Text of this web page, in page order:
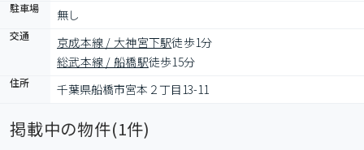
駐車場 無し
交通 京成本線 / 大神宮下駅徒歩1分
総武本線 / 船橋駅徒歩15分
住所 千葉県船橋市宮本２丁目13-11
掲載中の物件(1件)